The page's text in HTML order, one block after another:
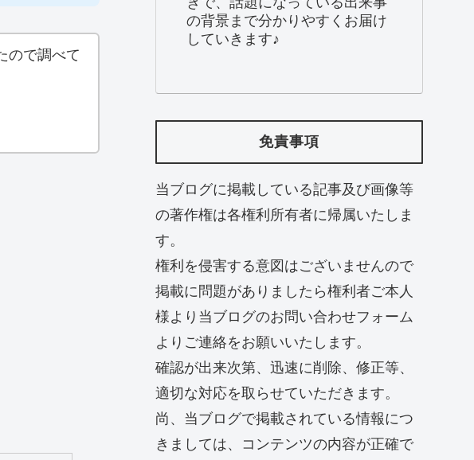
ので調べて
の背景まで分かりやすくお届け
していきます♪
免責事項
当ブログに掲載している記事及び画像等
の著作権は各権利所有者に帰属いたしま
す。
権利を侵害する意図はございませんので
掲載に問題がありましたら権利者ご本人
様より当ブログのお問い合わせフォーム
よりご連絡をお願いいたします。
確認が出来次第、迅速に削除、修正等、
適切な対応を取らせていただきます。
尚、当ブログで掲載されている情報につ
きましては、コンテンツの内容が正確で